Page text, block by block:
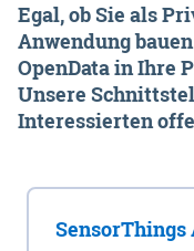
Egal, ob Sie als
Anwendung
OpenData in Ihre
Unsere
Interessierten
SensorThings